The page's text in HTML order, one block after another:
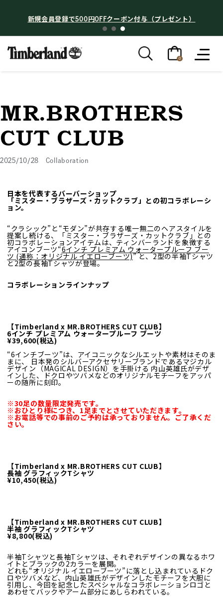
新規会員登録で500円OFFクーポン付与（プレゼント）
0
MR.BROTHERS
CUT CLUB
2025/10/28 Collaboration
日本を代表するバーバーショップ
「ミスター・ブラザーズ・カットクラブ」との初コラボレーシ
ョン。
“クラシック”と“モダン”が共存する唯一無二のヘアスタイルを
提案し続ける、「ミスター・ブラザーズ・カットクラブ」との
初コラボレーションアイテムは、ティンバーランドを象徴する
アイコンブーツ“6インチ プレミアム ウォータープルーフ ブー
ツ (通称：オリジナル イエローブーツ)”と、2型の半袖Tシャツ
と2型の長袖Tシャツが登場。
コラボレーションラインナップ
【Timberland x MR.BROTHERS CUT CLUB】
6インチ プレミアム ウォータープルーフ ブーツ
¥39,600(税込)
“6インチブーツ”は、アイコニックなシルエットや素材はそのま
まに、 日本発のシルバーアクセサリーブランドであるマジカル
デザイン（MAGICAL DESIGN）を手掛ける 内山英雄氏がデザ
インした、ドクロやツバメなどのオリジナルモチーフをアッパ
ーの随所に刻印。
※30足の数量限定発売です。
※おひとり様につき、1足までとさせていただきます。
※お電話等での事前のご予約は承っておりません。ご了承くだ
さい。
【Timberland x MR.BROTHERS CUT CLUB】
長袖 グラフィックTシャツ
¥10,450(税込)
【Timberland x MR.BROTHERS CUT CLUB】
半袖 グラフィックTシャツ
¥8,800(税込)
半袖Tシャツと長袖Tシャツは、それぞれデザインの異なるホワ
イトとブラックの2カラーを展開。
どれも“オリジナル イエローブーツ”に落とし込まれているドク
ロやツバメなど、内山英雄氏がデザインしたモチーフを大胆に
引用し、今回を記念したスペシャルなコラボレーションロゴと
あわせてバックやアーム部分にあしらわれている。